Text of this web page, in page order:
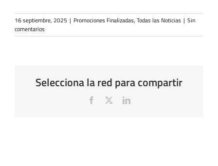
16 septiembre, 2025 | Promociones Finalizadas, Todas las Noticias | Sin
comentarios
Selecciona la red para compartir
Facebook LinkedIn